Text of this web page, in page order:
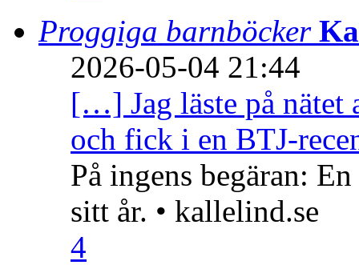
Proggiga barnböcker
2026-05-04 21:44
[…] Jag läste på nätet
och fick i en BTJ-
På ingens begäran:
sitt år. • kallelind.se
4